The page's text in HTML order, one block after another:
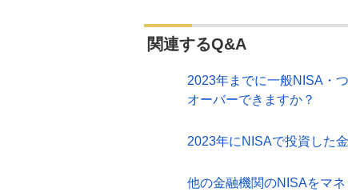
関連するQ&A
2023年までに一般NISA・
オーバーできますか？
2023年にNISAで投資した
他の金融機関のNISAをマ